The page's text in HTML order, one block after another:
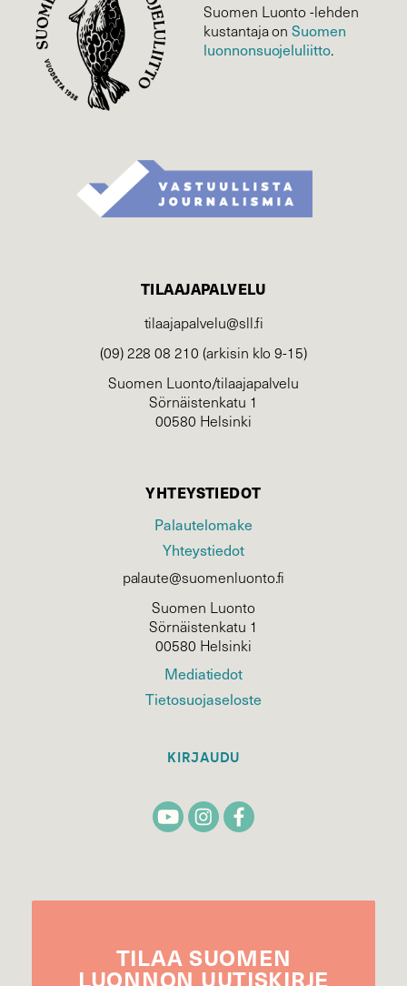
Suomen Luonto -lehden
kustantaja onSuomen
luonnonsuojelu­liitto.
TILAAJAPALVELU
tilaajapalvelu@sll.fi
(09) 228 08 210 (arkisin klo 9-15)
Suomen Luonto/tilaajapalvelu
Sörnäistenkatu 1
00580 Helsinki
YHTEYSTIEDOT
Palautelomake
Yhteystiedot
palaute@suomenluonto.fi
Suomen Luonto
Sörnäistenkatu 1
00580 Helsinki
Mediatiedot
Tietosuojaseloste
KIRJAUDU
TILAA SUOMEN
LUONNON UUTIS­KIRJE